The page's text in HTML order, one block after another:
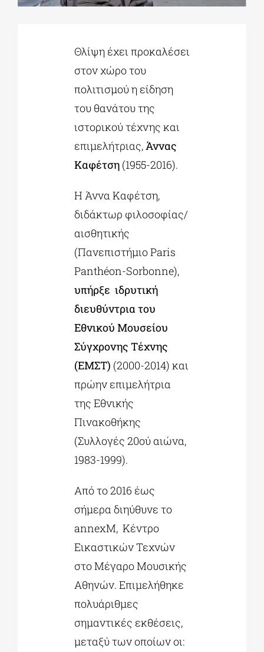
ΕΚΠΑΙΔΕΥΤΙΚΑ ΙΔΡΥΜΑΤΑ
ΠΟΛΙΤΙΣΤΙΚΟΙ ΦΟΡΕΙΣ
Θλίψη έχει προκαλέσει
στον χώρο του
πολιτισμού η είδηση
του θανάτου της
ιστορικού τέχνης και
επιμελήτριας, Άννας
Καφέτση(1955-2016).
Η Άννα Καφέτση,
διδάκτωρ φιλοσοφίας/
αισθητικής
(Πανεπιστήμιο Paris
Panthéon-Sorbonne),
υπήρξε ιδρυτική
διευθύντρια του
Εθνικού Μουσείου
Σύγχρονης Τέχνης
(ΕΜΣΤ) (2000-2014) και
πρώην επιμελήτρια
της Εθνικής
Πινακοθήκης
(Συλλογές 20ού αιώνα,
1983-1999).
Από το 2016 έως
σήμερα διηύθυνε το
annexM, Kέντρο
Εικαστικών Τεχνών
στο Μέγαρο Μουσικής
Αθηνών. Επιμελήθηκε
πολυάριθμες
σημαντικές εκθέσεις,
μεταξύ των οποίων οι: